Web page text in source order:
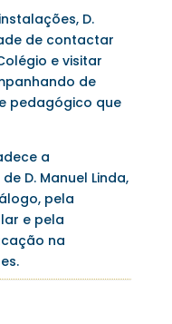
D.
de contactar
e visitar
de
pedagógico que
a
D. Manuel Linda,
pela
e pela
na